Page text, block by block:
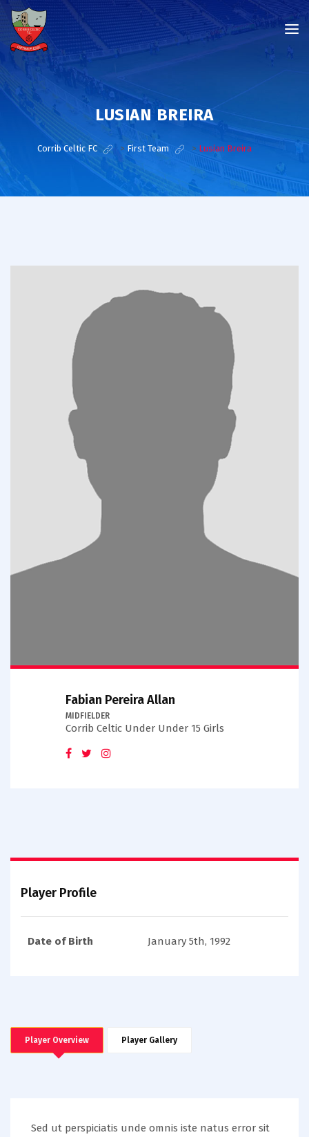
LUSIAN BREIRA
Corrib Celtic FC > First Team > Lusian Breira
Fabian Pereira Allan
MIDFIELDER
Corrib Celtic Under Under 15 Girls
Player Profile
Date of Birth January 5th, 1992
Player Overview Player Gallery
Sed ut perspiciatis unde omnis iste natus error sit